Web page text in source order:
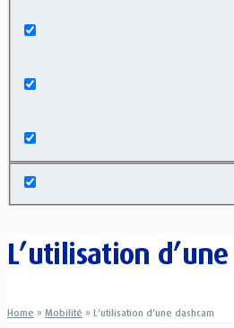
L’utilisation
Home » Mobilité » L’utilisation d’une dashcam